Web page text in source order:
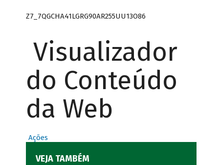
Z7_7QGCHA41LGRG90AR255UU13O86
Visualizador
do Conteúdo
da Web
Ações
VEJA TAMBÉM